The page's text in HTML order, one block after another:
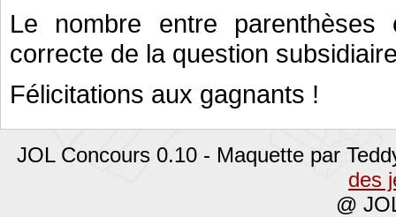
Le nombre entre
correcte de la question
Félicitations aux gagnants !
JOL Concours 0.10 - Maquette par
des
@